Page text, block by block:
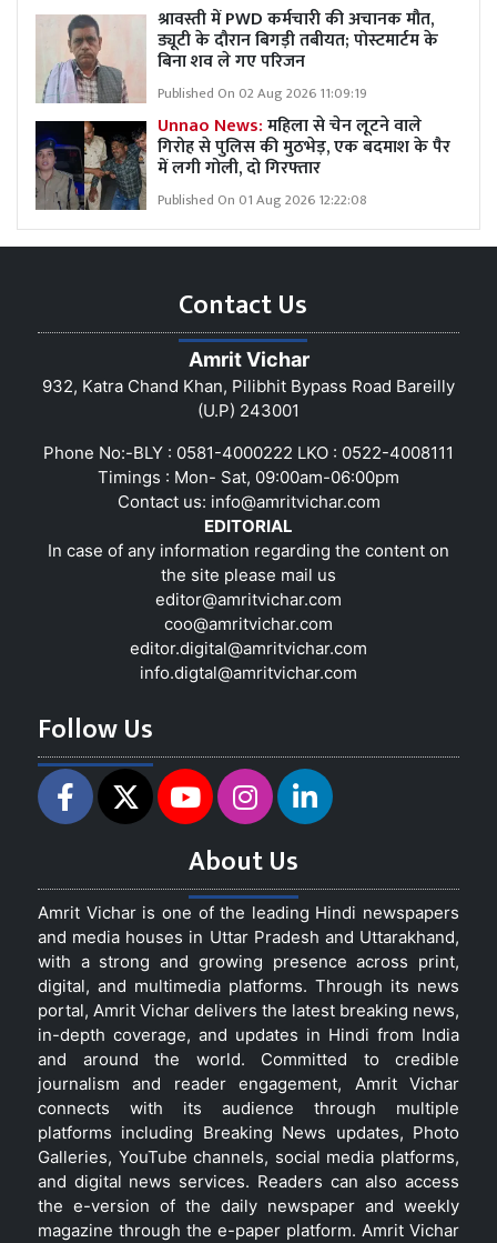
श्रावस्ती में PWD कर्मचारी की अचानक मौत,
ड्यूटी के दौरान बिगड़ी तबीयत; पोस्टमार्टम के
बिना शव ले गए परिजन
Published On 02 Aug 2026 11:09:19
Unnao News:महिला से चेन लूटने वाले
गिरोह से पुलिस की मुठभेड़, एक बदमाश के पैर
में लगी गोली, दो गिरफ्तार
Published On 01 Aug 2026 12:22:08
Contact Us
Amrit Vichar
932, Katra Chand Khan, Pilibhit Bypass Road Bareilly
(U.P) 243001
Phone No:-BLY : 0581-4000222 LKO : 0522-4008111
Timings : Mon- Sat, 09:00am-06:00pm
Contact us: info@amritvichar.com
EDITORIAL
In case of any information regarding the content on
the site please mail us
editor@amritvichar.com
coo@amritvichar.com
editor.digital@amritvichar.com
info.digtal@amritvichar.com
Follow Us
About Us
Amrit Vichar is one of the leading Hindi newspapers
and media houses in Uttar Pradesh and Uttarakhand,
with a strong and growing presence across print,
digital, and multimedia platforms. Through its news
portal, Amrit Vichar delivers the latest breaking news,
in-depth coverage, and updates in Hindi from India
and around the world. Committed to credible
journalism and reader engagement, Amrit Vichar
connects with its audience through multiple
platforms including Breaking News updates, Photo
Galleries, YouTube channels, social media platforms,
and digital news services. Readers can also access
the e-version of the daily newspaper and weekly
magazine through the e-paper platform. Amrit Vichar